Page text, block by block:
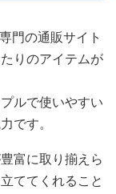
門の通販サイト
りのアイテムが
ルで使いやすい
です。
富に取り揃えら
ててくれること